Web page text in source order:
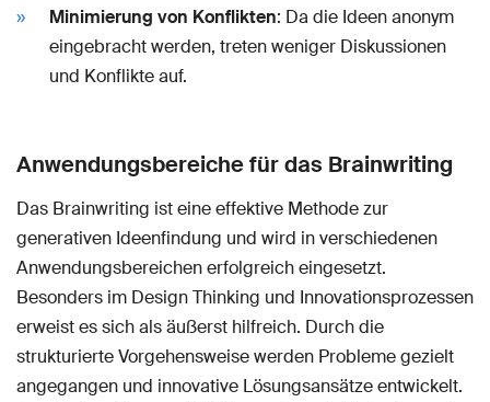
Minimierung von Konflikten: Da die Ideen anonym
eingebracht werden, treten weniger Diskussionen
und Konflikte auf.
Anwendungsbereiche für das Brainwriting
Das Brainwriting ist eine effektive Methode zur
generativen Ideenfindung und wird in verschiedenen
Anwendungsbereichen erfolgreich eingesetzt.
Besonders im Design Thinking und Innovationsprozessen
erweist es sich als äußerst hilfreich. Durch die
strukturierte Vorgehensweise werden Probleme gezielt
angegangen und innovative Lösungsansätze entwickelt.